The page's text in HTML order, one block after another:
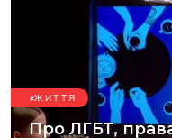
ЖИТТЯ
Про ЛГБТ,